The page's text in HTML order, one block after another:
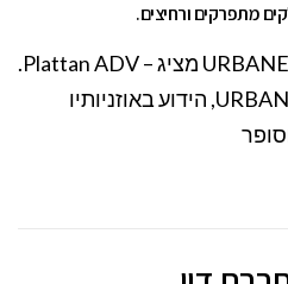
מתפרקים ורחיצים.
מותג האוזניות השוודי URBANEARS מציג – Plattan ADV.
מותג אוזניות השוודי URBANEARS, הידוע באוזניותיו